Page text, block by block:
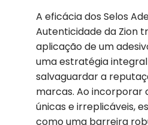
A eficácia dos Selos
Autenticidade da Zion
aplicação de um
uma estratégia
salvaguardar a
marcas. Ao
únicas e irreplicáveis,
como uma barreira